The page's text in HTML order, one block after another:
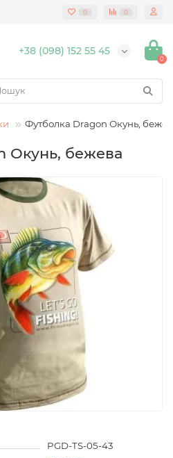
0 0
+38 (098) 152 55 45
0
Футболка Dragon Окунь,
Окунь, бежева
PGD-TS-05-43